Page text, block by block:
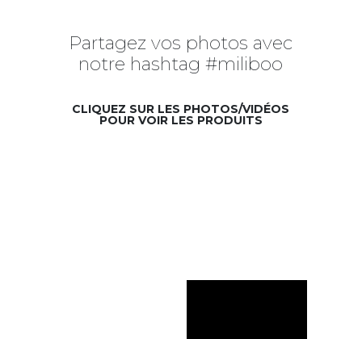
Partagez vos photos avec
notre hashtag #miliboo
CLIQUEZ SUR LES PHOTOS/VIDÉOS
POUR VOIR LES PRODUITS